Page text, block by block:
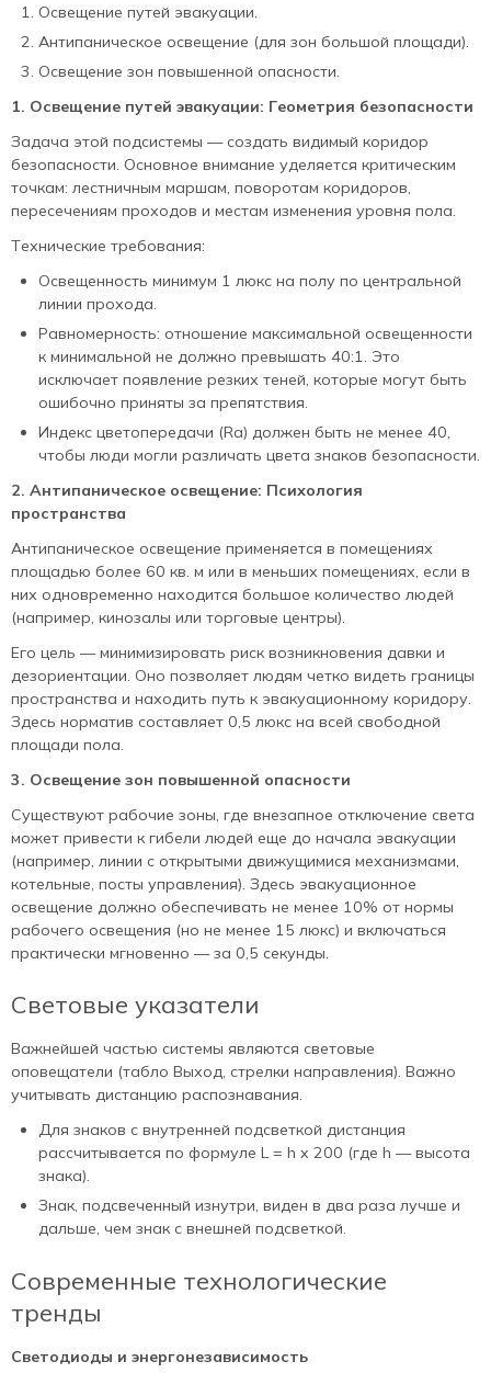
Освещение путей эвакуации.
Антипаническое освещение (для зон большой площади).
Освещение зон повышенной опасности.
1. Освещение путей эвакуации: Геометрия безопасности
Задача этой подсистемы — создать видимый коридор
безопасности. Основное внимание уделяется критическим
точкам: лестничным маршам, поворотам коридоров,
пересечениям проходов и местам изменения уровня пола.
Технические требования:
Освещенность минимум 1 люкс на полу по центральной
линии прохода.
Равномерность: отношение максимальной освещенности
к минимальной не должно превышать 40:1. Это
исключает появление резких теней, которые могут быть
ошибочно приняты за препятствия.
Индекс цветопередачи (Ra) должен быть не менее 40,
чтобы люди могли различать цвета знаков безопасности.
2. Антипаническое освещение: Психология
пространства
Антипаническое освещение применяется в помещениях
площадью более 60 кв. м или в меньших помещениях, если в
них одновременно находится большое количество людей
(например, кинозалы или торговые центры).
Его цель — минимизировать риск возникновения давки и
дезориентации. Оно позволяет людям четко видеть границы
пространства и находить путь к эвакуационному коридору.
Здесь норматив составляет 0,5 люкс на всей свободной
площади пола.
3. Освещение зон повышенной опасности
Существуют рабочие зоны, где внезапное отключение света
может привести к гибели людей еще до начала эвакуации
(например, линии с открытыми движущимися механизмами,
котельные, посты управления). Здесь эвакуационное
освещение должно обеспечивать не менее 10% от нормы
рабочего освещения (но не менее 15 люкс) и включаться
практически мгновенно — за 0,5 секунды.
Световые указатели
Важнейшей частью системы являются световые
оповещатели (табло Выход, стрелки направления). Важно
учитывать дистанцию распознавания.
Для знаков с внутренней подсветкой дистанция
рассчитывается по формуле L = h x 200 (где h — высота
знака).
Знак, подсвеченный изнутри, виден в два раза лучше и
дальше, чем знак с внешней подсветкой.
Современные технологические
тренды
Светодиоды и энергонезависимость